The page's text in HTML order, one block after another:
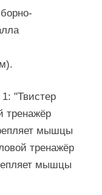
"Твистер
тренажёр
мышцы
тренажёр
мышцы